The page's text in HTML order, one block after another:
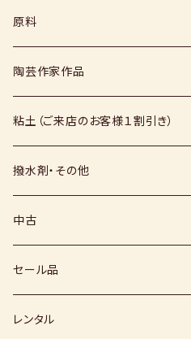
コテ
スポンジ
絵具
上絵具
下絵具
その他
粉末
液体
福島釉薬
原料
媒溶剤・調整剤等
長石
硅石
その他（土・泥等）
顔料
灰
陶芸作家作品
上野焼
薪窯（高鶴淳一先生）
堀田窯
小石原焼
鶴見窯
秀山窯
高取焼
鬼丸雪山窯
福岡県：窯元・陶芸作家
恵水窯
粘土（ご来店のお客様１割引き）
信楽白土
信楽赤土
梅崎粘土
七隈粘土
撥水剤・その他
中古
窯
電気窯
電動ろくろ
セール品
小道具
レンタル